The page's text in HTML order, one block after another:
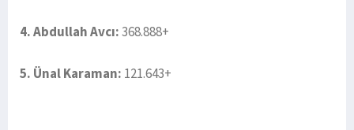
4. Abdullah Avcı:368.888+
5. Ünal Karaman: 121.643+